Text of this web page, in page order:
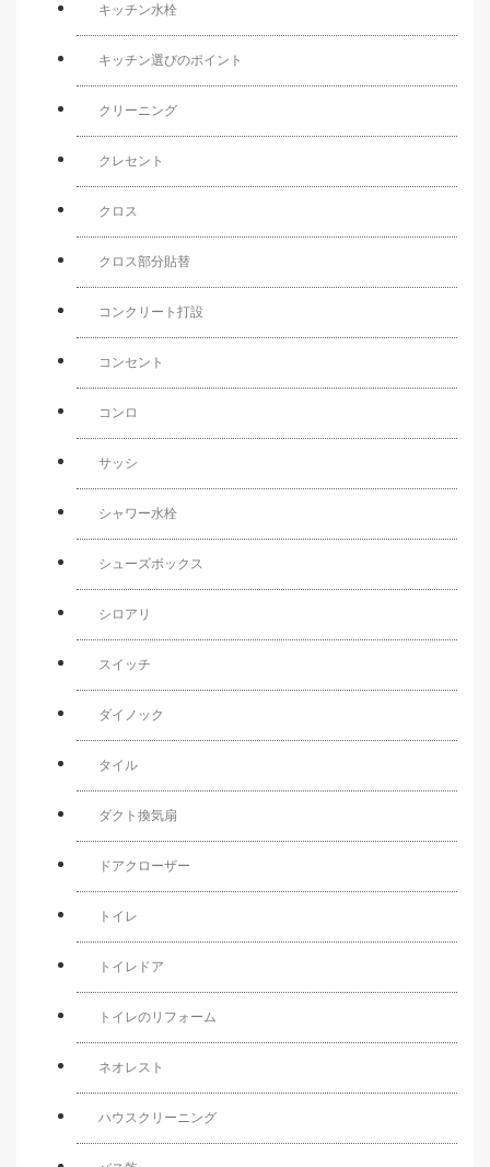
キッチン水栓
キッチン選びのポイント
クリーニング
クレセント
クロス
クロス部分貼替
コンクリート打設
コンセント
コンロ
サッシ
シャワー水栓
シューズボックス
シロアリ
スイッチ
ダイノック
タイル
ダクト換気扇
ドアクローザー
トイレ
トイレドア
トイレのリフォーム
ネオレスト
ハウスクリーニング